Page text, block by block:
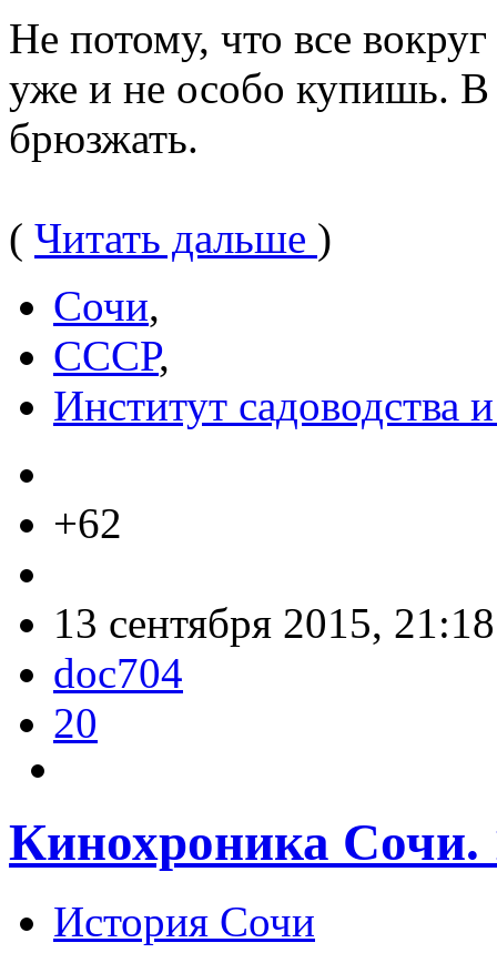
Не потому, что все
уже и не особо купишь.
брюзжать.
( Читать дальше )
Сочи,
СССР,
Институт садоводства
+62
13 сентября 2015, 21:18
doc704
20
Кинохроника Сочи.
История Сочи